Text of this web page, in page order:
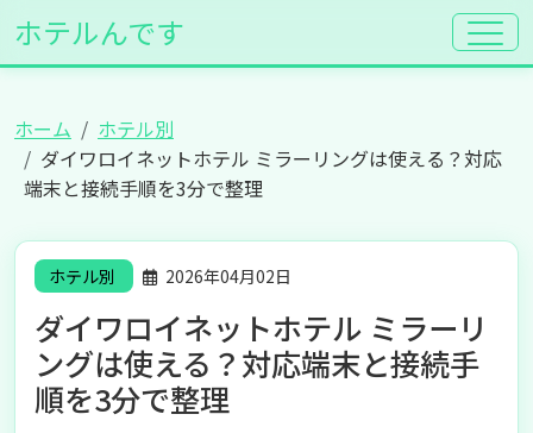
ホテルんです
ホーム
ホテル別
ダイワロイネットホテル ミラーリングは使える？対応
端末と接続手順を3分で整理
ホテル別 2026年04月02日
ダイワロイネットホテル ミラーリ
ングは使える？対応端末と接続手
順を3分で整理